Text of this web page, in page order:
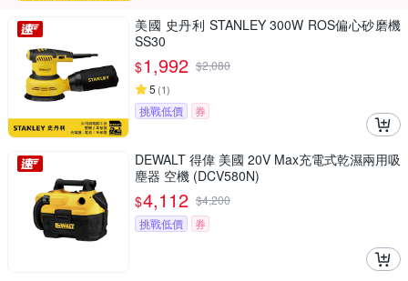
美國 史丹利 STANLEY 300W ROS偏心砂磨機
SS30
$1,992 $2,080
5 (1)
挑戰低價 券
DEWALT 得偉 美國 20V Max充電式乾濕兩用吸
塵器 空機 (DCV580N)
$4,112 $4,200
挑戰低價
券